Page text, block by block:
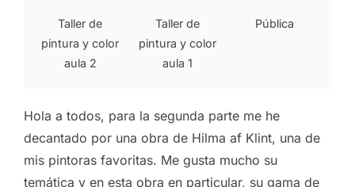
Taller de
pintura y color
aula 2
Taller de
pintura y color
aula 1
Pública
Hola a todos, para la segunda parte me he
decantado por una obra de Hilma af Klint, una de
mis pintoras favoritas. Me gusta mucho su
temática y en esta obra en particular, su gama de